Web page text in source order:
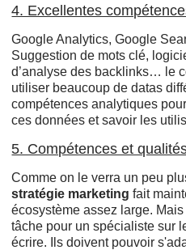
4. Excellentes
Google Analytics, Google
Suggestion de mots clé,
d’analyse des backlinks… le
utiliser beaucoup de datas
compétences analytiques
ces données et savoir les
5. Compétences et
Comme on le verra un peu
stratégie marketingfait
écosystème assez large.
tâche pour un spécialiste sur
écrire. Ils doivent pouvoir